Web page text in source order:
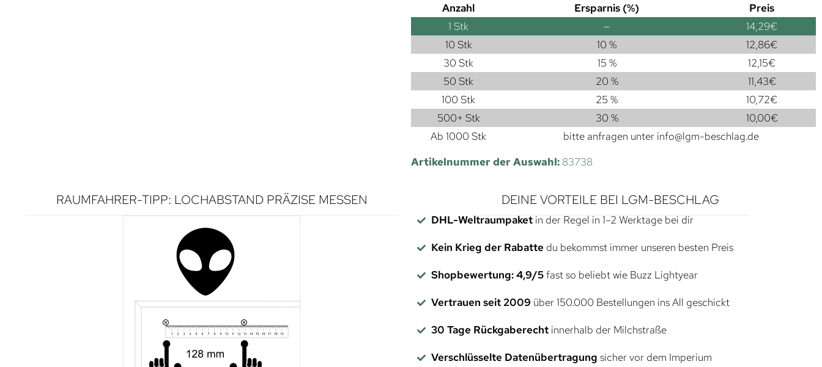
Anzahl Ersparnis (%)
Preis
1 Stk — 14,29€
10 Stk
10 % 12,86€
30 Stk
15 % 12,15€
50 Stk
20 % 11,43€
100 Stk
25 % 10,72€
500+ Stk
30 % 10,00€
Ab 1000 Stk
bitte anfragen unter info@lgm-beschlag.de
Artikelnummer der Auswahl: 83738
RAUMFAHRER-TIPP: LOCHABSTAND PRÄZISE MESSEN DEINE VORTEILE BEI LGM-BESCHLAG
DHL-Weltraumpaketin der Regel in 1–2 Werktage bei dir
Kein Krieg der Rabatte du bekommst immer unseren besten Preis
Shopbewertung: 4,9/5fast so beliebt wie Buzz Lightyear
Vertrauen seit 2009 über 150.000 Bestellungen ins All geschickt
30 Tage Rückgaberechtinnerhalb der Milchstraße
Verschlüsselte Datenübertragung sicher vor dem Imperium